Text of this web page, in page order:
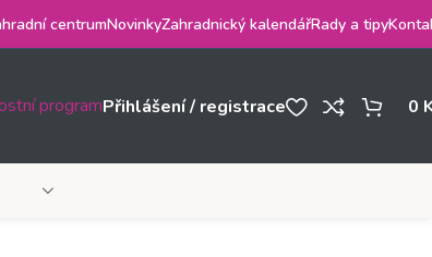
centrumNovinkyZahradnický kalendářRady a tipy
programPřihlášení / registrace 0